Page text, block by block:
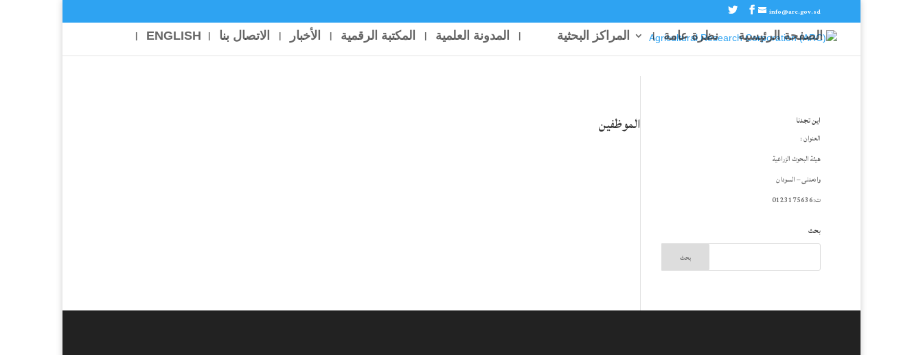
info@arc.gov.sd
الصفحة الرئيسية نظرة عامة المراكز البحثية المدونة العلمية المكتبة الرقمية الأخبار الاتصال بنا ENGLISH
الموظفين اين تجدنا
العنوان :
هيئة البحوث الزراعية
وادمدنى – السودان
ت:0123175636
بحث